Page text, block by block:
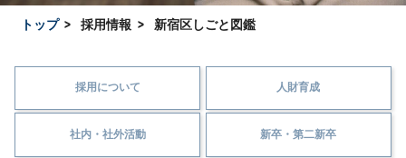
トップ 採用情報 新宿区しごと図鑑
採用について 人財育成
社内・社外活動 新卒・第二新卒